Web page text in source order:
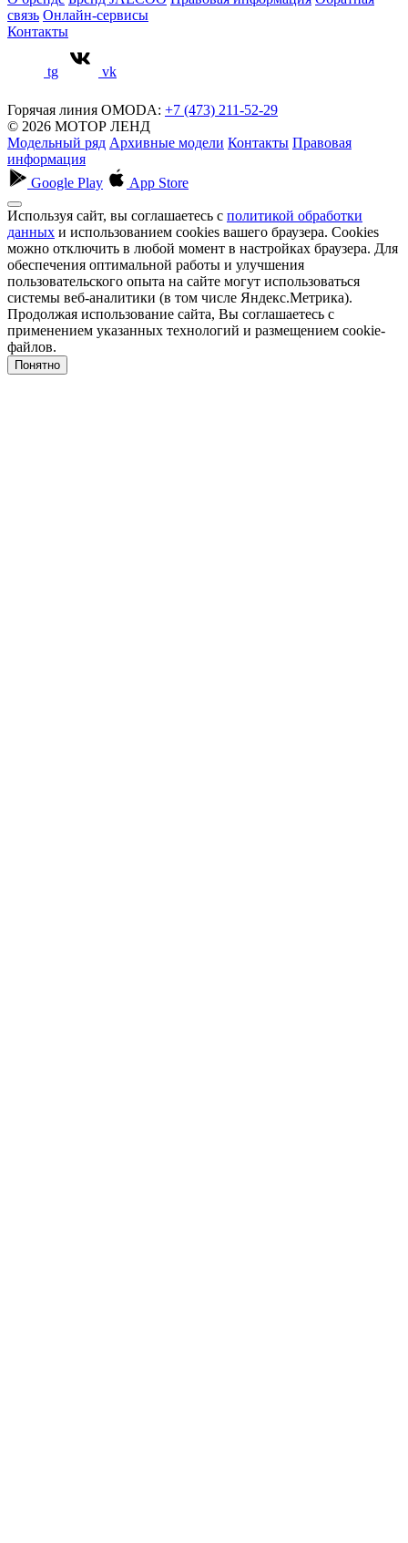
связь Онлайн-сервисы
Контакты
tg vk
Горячая линия OMODA: +7 (473) 211-52-29
© 2026 МОТОР ЛЕНД
Модельный ряд Архивные модели Контакты Правовая
информация
Google Play
App Store
Используя сайт, вы соглашаетесь с политикой обработки
данных и использованием cookies вашего браузера. Cookies
можно отключить в любой момент в настройках браузера. Для
обеспечения оптимальной работы и улучшения
пользовательского опыта на сайте могут использоваться
системы веб-аналитики (в том числе Яндекс.Метрика).
Продолжая использование сайта, Вы соглашаетесь с
применением указанных технологий и размещением cookie-
файлов.
Понятно